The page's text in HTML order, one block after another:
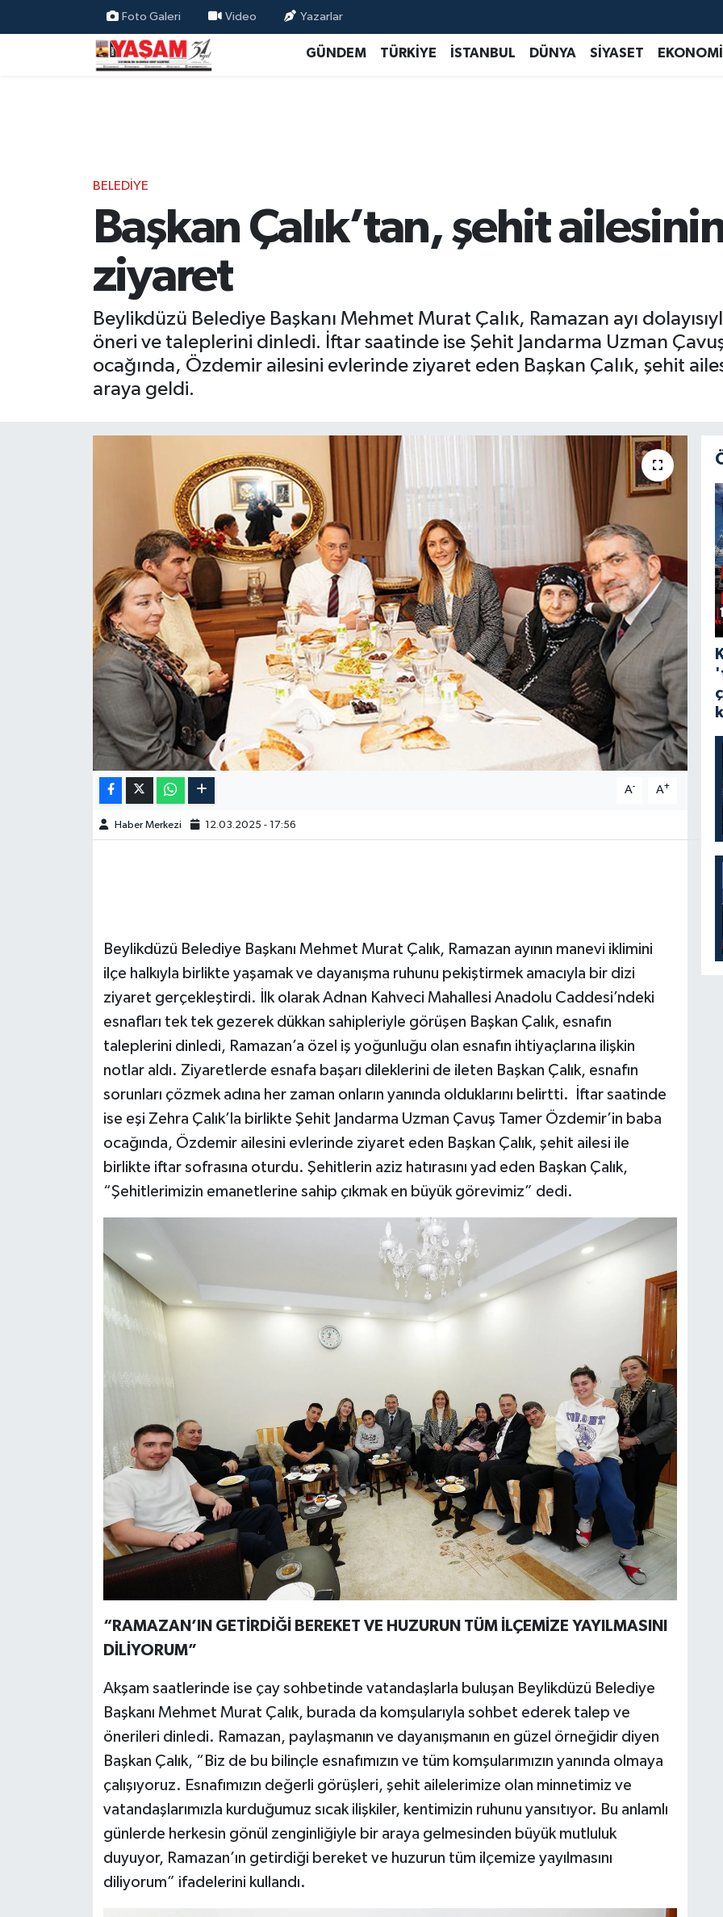
Foto Galeri Video Yazarlar
GÜNDEM TÜRKİYE İSTANBUL DÜNYA SİYASET EKONOMİ
BELEDİYE
Başkan Çalık’tan, şehit
ziyaret
Beylikdüzü Belediye Başkanı Mehmet Murat Çalık, Ramazan ayı
öneri ve taleplerini dinledi. İftar saatinde ise Şehit Jandarma Uzman
ocağında, Özdemir ailesini evlerinde ziyaret eden Başkan Çalık, şehit
araya geldi.
A- A+
Haber Merkezi 12.03.2025 - 17:56
Beylikdüzü Belediye Başkanı Mehmet Murat Çalık, Ramazan ayının manevi iklimini
ilçe halkıyla birlikte yaşamak ve dayanışma ruhunu pekiştirmek amacıyla bir dizi
ziyaret gerçekleştirdi. İlk olarak Adnan Kahveci Mahallesi Anadolu Caddesi’ndeki
esnafları tek tek gezerek dükkan sahipleriyle görüşen Başkan Çalık, esnafın
taleplerini dinledi, Ramazan’a özel iş yoğunluğu olan esnafın ihtiyaçlarına ilişkin
notlar aldı. Ziyaretlerde esnafa başarı dileklerini de ileten Başkan Çalık, esnafın
sorunları çözmek adına her zaman onların yanında olduklarını belirtti. İftar saatinde
ise eşi Zehra Çalık’la birlikte Şehit Jandarma Uzman Çavuş Tamer Özdemir’in baba
ocağında, Özdemir ailesini evlerinde ziyaret eden Başkan Çalık, şehit ailesi ile
birlikte iftar sofrasına oturdu. Şehitlerin aziz hatırasını yad eden Başkan Çalık,
“Şehitlerimizin emanetlerine sahip çıkmak en büyük görevimiz” dedi.
“RAMAZAN’IN GETİRDİĞİ BEREKET VE HUZURUN TÜM İLÇEMİZE YAYILMASINI
DİLİYORUM”
Akşam saatlerinde ise çay sohbetinde vatandaşlarla buluşan Beylikdüzü Belediye
Başkanı Mehmet Murat Çalık, burada da komşularıyla sohbet ederek talep ve
önerileri dinledi. Ramazan, paylaşmanın ve dayanışmanın en güzel örneğidir diyen
Başkan Çalık, “Biz de bu bilinçle esnafımızın ve tüm komşularımızın yanında olmaya
çalışıyoruz. Esnafımızın değerli görüşleri, şehit ailelerimize olan minnetimiz ve
vatandaşlarımızla kurduğumuz sıcak ilişkiler, kentimizin ruhunu yansıtıyor. Bu anlamlı
günlerde herkesin gönül zenginliğiyle bir araya gelmesinden büyük mutluluk
duyuyor, Ramazan’ın getirdiği bereket ve huzurun tüm ilçemize yayılmasını
diliyorum” ifadelerini kullandı.